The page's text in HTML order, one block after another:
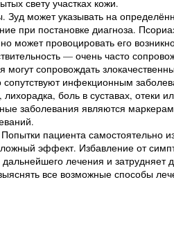
свету участках кожи.
Зуд может указывать на
при постановке диагноза.
может провоцировать его
— очень часто
могут сопровождать
инфекционным
боль в суставах, отеки
заболевания являются
пациента самостоятельно
эффект. Избавление от
лечения и затрудняет
все возможные способы